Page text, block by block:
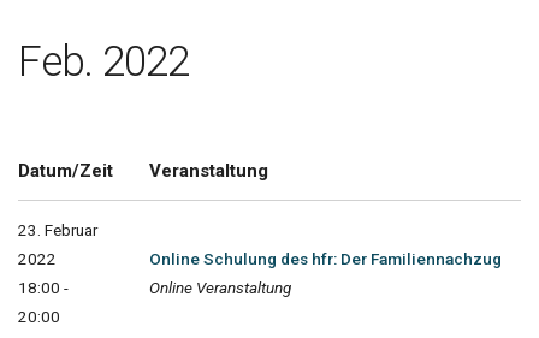
Feb. 2022
Datum/Zeit Veranstaltung
23. Februar
2022
18:00 -
20:00
Online Schulung des hfr: Der Familiennachzug
Online Veranstaltung